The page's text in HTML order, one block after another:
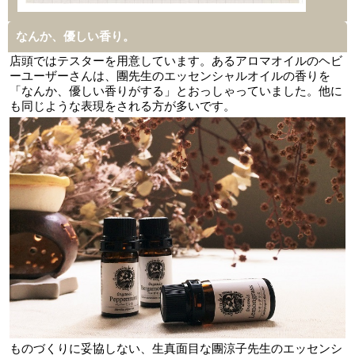
なんか、優しい香り。
店頭ではテスターを用意しています。あるアロマオイルのヘビ
ーユーザーさんは、團先生のエッセンシャルオイルの香りを
「なんか、優しい香りがする」とおっしゃっていました。他に
も同じような表現をされる方が多いです。
ものづくりに妥協しない、生真面目な團涼子先生のエッセンシ